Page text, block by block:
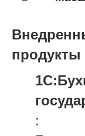
продукты
: